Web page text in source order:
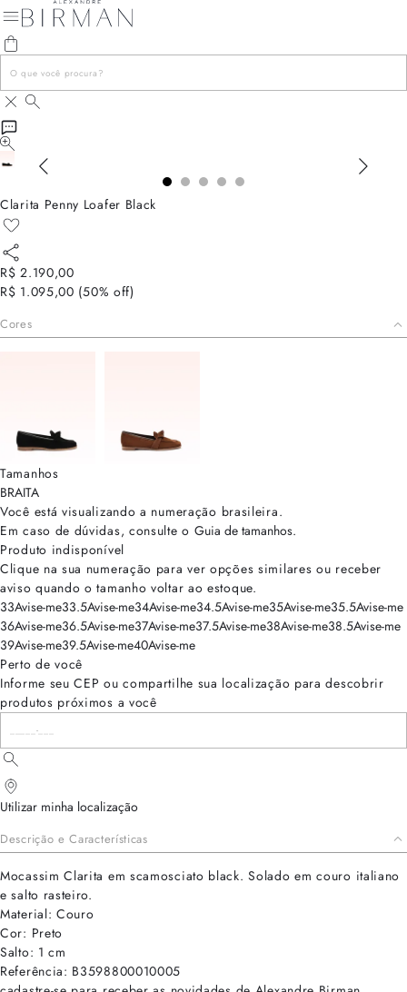
Clarita Penny Loafer Black
R$ 2.190,00
R$ 1.095,00 (50% off)
Cores
Tamanhos
BRAITA
Você está visualizando a numeração brasileira.
Em caso de dúvidas, consulte o Guia de tamanhos.
Produto indisponível
Clique na sua numeração para ver opções similares ou receber
aviso quando o tamanho voltar ao estoque.
33Avise-me33.5Avise-me34Avise-me34.5Avise-me35Avise-me35.5Avise-me
36Avise-me36.5Avise-me37Avise-me37.5Avise-me38Avise-me38.5Avise-me
39Avise-me39.5Avise-me40Avise-me
Perto de você
Informe seu CEP ou compartilhe sua localização para descobrir
produtos próximos a você
Utilizar minha localização
Descrição e Características
Mocassim Clarita em scamosciato black. Solado em couro italiano
e salto rasteiro.
Material: Couro
Cor: Preto
Salto: 1 cm
Referência: B3598800010005